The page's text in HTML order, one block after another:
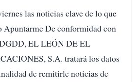
las noticias clave de lo que
Apuntarme De conformidad con
EL LEÓN DE EL
S.A. tratará los datos
de remitirle noticias de